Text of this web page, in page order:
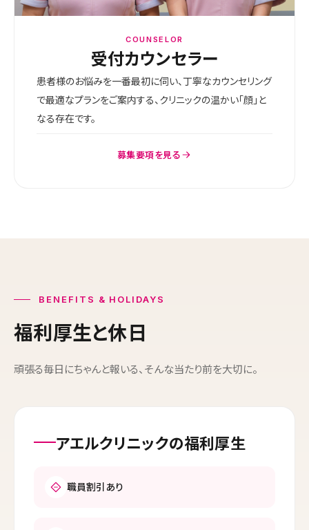
COUNSELOR
受付カウンセラー
患者様のお悩みを一番最初に伺い、丁寧なカウンセリング
で最適なプランをご案内する、クリニックの温かい「顔」と
なる存在です。
募集要項を見る
BENEFITS & HOLIDAYS
福利厚生と休日
頑張る毎日にちゃんと報いる、そんな当たり前を大切に。
アエルクリニックの福利厚生
職員割引あり